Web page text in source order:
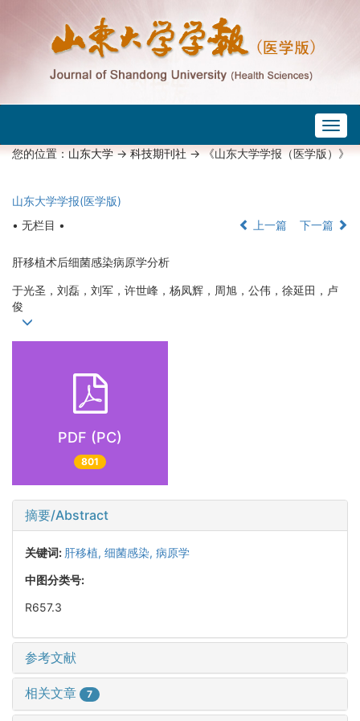
您的位置：山东大学->科技期刊社-> 《山东大学学报（医学版）》
山东大学学报(医学版)
• 无栏目 •
上一篇 下一篇
肝移植术后细菌感染病原学分析
于光圣，刘磊，刘军，许世峰，杨凤辉，周旭，公伟，徐延田，卢
俊
PDF (PC)
801
摘要/Abstract
关键词: 肝移植, 细菌感染, 病原学
中图分类号:
R657.3
参考文献
相关文章 7